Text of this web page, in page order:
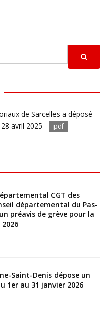
de Sarcelles a déposé
avril 2025
pdf
CGT des
départemental du Pas-
préavis de grève pour la
Saint-Denis dépose un
1er au 31 janvier 2026